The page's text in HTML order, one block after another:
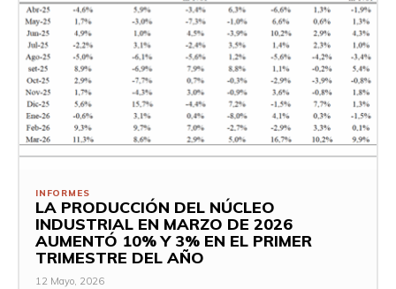
INFORMES
LA PRODUCCIÓN DEL NÚCLEO
INDUSTRIAL EN MARZO DE 2026
AUMENTÓ 10% Y 3% EN EL PRIMER
TRIMESTRE DEL AÑO
12 Mayo, 2026